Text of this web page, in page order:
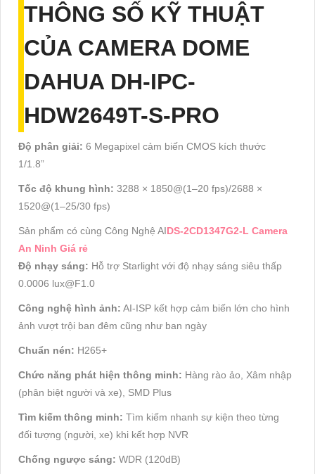
THÔNG SỐ KỸ THUẬT
CỦA CAMERA DOME
DAHUA DH-IPC-
HDW2649T-S-PRO
Độ phân giải: 6 Megapixel cảm biến CMOS kích thước
1/1.8”
Tốc độ khung hình: 3288 × 1850@(1–20 fps)/2688 ×
1520@(1–25/30 fps)
Sản phẩm có cùng Công Nghệ AIDS-2CD1347G2-L Camera
An Ninh Giá rẻ
Độ nhạy sáng: Hỗ trợ Starlight với độ nhạy sáng siêu thấp
0.0006 lux@F1.0
Công nghệ hình ảnh: AI-ISP kết hợp cảm biến lớn cho hình
ảnh vượt trội ban đêm cũng như ban ngày
Chuẩn nén: H265+
Chức năng phát hiện thông minh: Hàng rào ảo, Xâm nhập
(phân biệt người và xe), SMD Plus
Tìm kiếm thông minh: Tìm kiếm nhanh sự kiện theo từng
đối tượng (người, xe) khi kết hợp NVR
Chống ngược sáng: WDR (120dB)